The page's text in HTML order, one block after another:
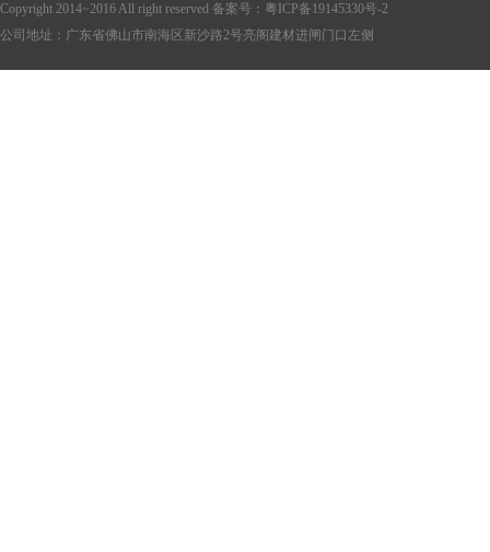
Copyright 2014~2016 All right reserved 备案号： 粤ICP备19145330号-2
公司地址：广东省佛山市南海区新沙路2号亮阁建材进闸门口左侧